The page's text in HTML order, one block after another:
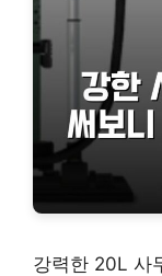
강력한 20L 사